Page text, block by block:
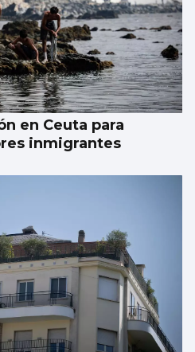
en Ceuta para
inmigrantes